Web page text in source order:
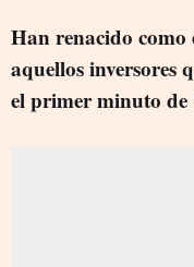
Han renacido como
aquellos inversores
el primer minuto de